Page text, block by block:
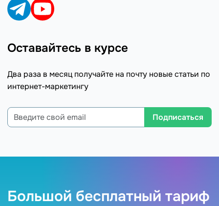
Оставайтесь в курсе
Два раза в месяц получайте на почту новые статьи по
интернет-маркетингу
Подписаться
Большой бесплатный тариф